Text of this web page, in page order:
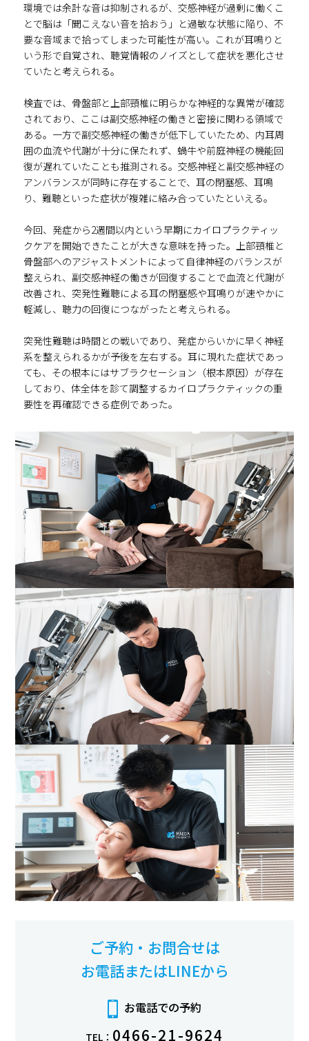
環境では余計な音は抑制されるが、交感神経が過剰に働くこ
とで脳は「聞こえない音を拾おう」と過敏な状態に陥り、不
要な音域まで拾ってしまった可能性が高い。これが耳鳴りと
いう形で自覚され、聴覚情報のノイズとして症状を悪化させ
ていたと考えられる。
検査では、骨盤部と上部頸椎に明らかな神経的な異常が確認
されており、ここは副交感神経の働きと密接に関わる領域で
ある。一方で副交感神経の働きが低下していたため、内耳周
囲の血流や代謝が十分に保たれず、蝸牛や前庭神経の機能回
復が遅れていたことも推測される。交感神経と副交感神経の
アンバランスが同時に存在することで、耳の閉塞感、耳鳴
り、難聴といった症状が複雑に絡み合っていたといえる。
今回、発症から2週間以内という早期にカイロプラクティッ
クケアを開始できたことが大きな意味を持った。上部頸椎と
骨盤部へのアジャストメントによって自律神経のバランスが
整えられ、副交感神経の働きが回復することで血流と代謝が
改善され、突発性難聴による耳の閉塞感や耳鳴りが速やかに
軽減し、聴力の回復につながったと考えられる。
突発性難聴は時間との戦いであり、発症からいかに早く神経
系を整えられるかが予後を左右する。耳に現れた症状であっ
ても、その根本にはサブラクセーション（根本原因）が存在
しており、体全体を診て調整するカイロプラクティックの重
要性を再確認できる症例であった。
ご予約・お問合せは
お電話またはLINEから
お電話での予約
TEL： 0466-21-9624